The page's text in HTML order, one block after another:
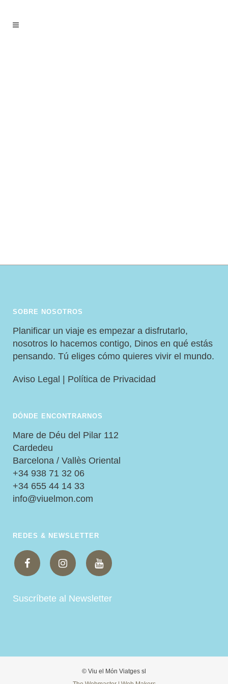
SOBRE NOSOTROS
Planificar un viaje es empezar a disfrutarlo,
nosotros lo hacemos contigo, Dinos en qué estás
pensando. Tú eliges cómo quieres vivir el mundo.
Aviso Legal Política de Privacidad
DÓNDE ENCONTRARNOS
Mare de Déu del Pilar 112
Cardedeu
Barcelona / Vallès Oriental
+34 938 71 32 06
+34 655 44 14 33
info@viuelmon.com
REDES & NEWSLETTER
Suscríbete al Newsletter
© Viu el Món Viatges sl